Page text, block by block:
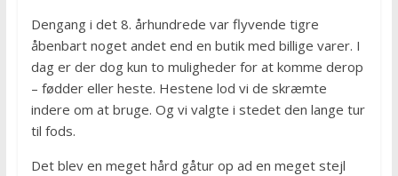
Dengang i det 8. århundrede var flyvende tigre
åbenbart noget andet end en butik med billige varer. I
dag er der dog kun to muligheder for at komme derop
– fødder eller heste. Hestene lod vi de skræmte
indere om at bruge. Og vi valgte i stedet den lange tur
til fods.
Det blev en meget hård gåtur op ad en meget stejl